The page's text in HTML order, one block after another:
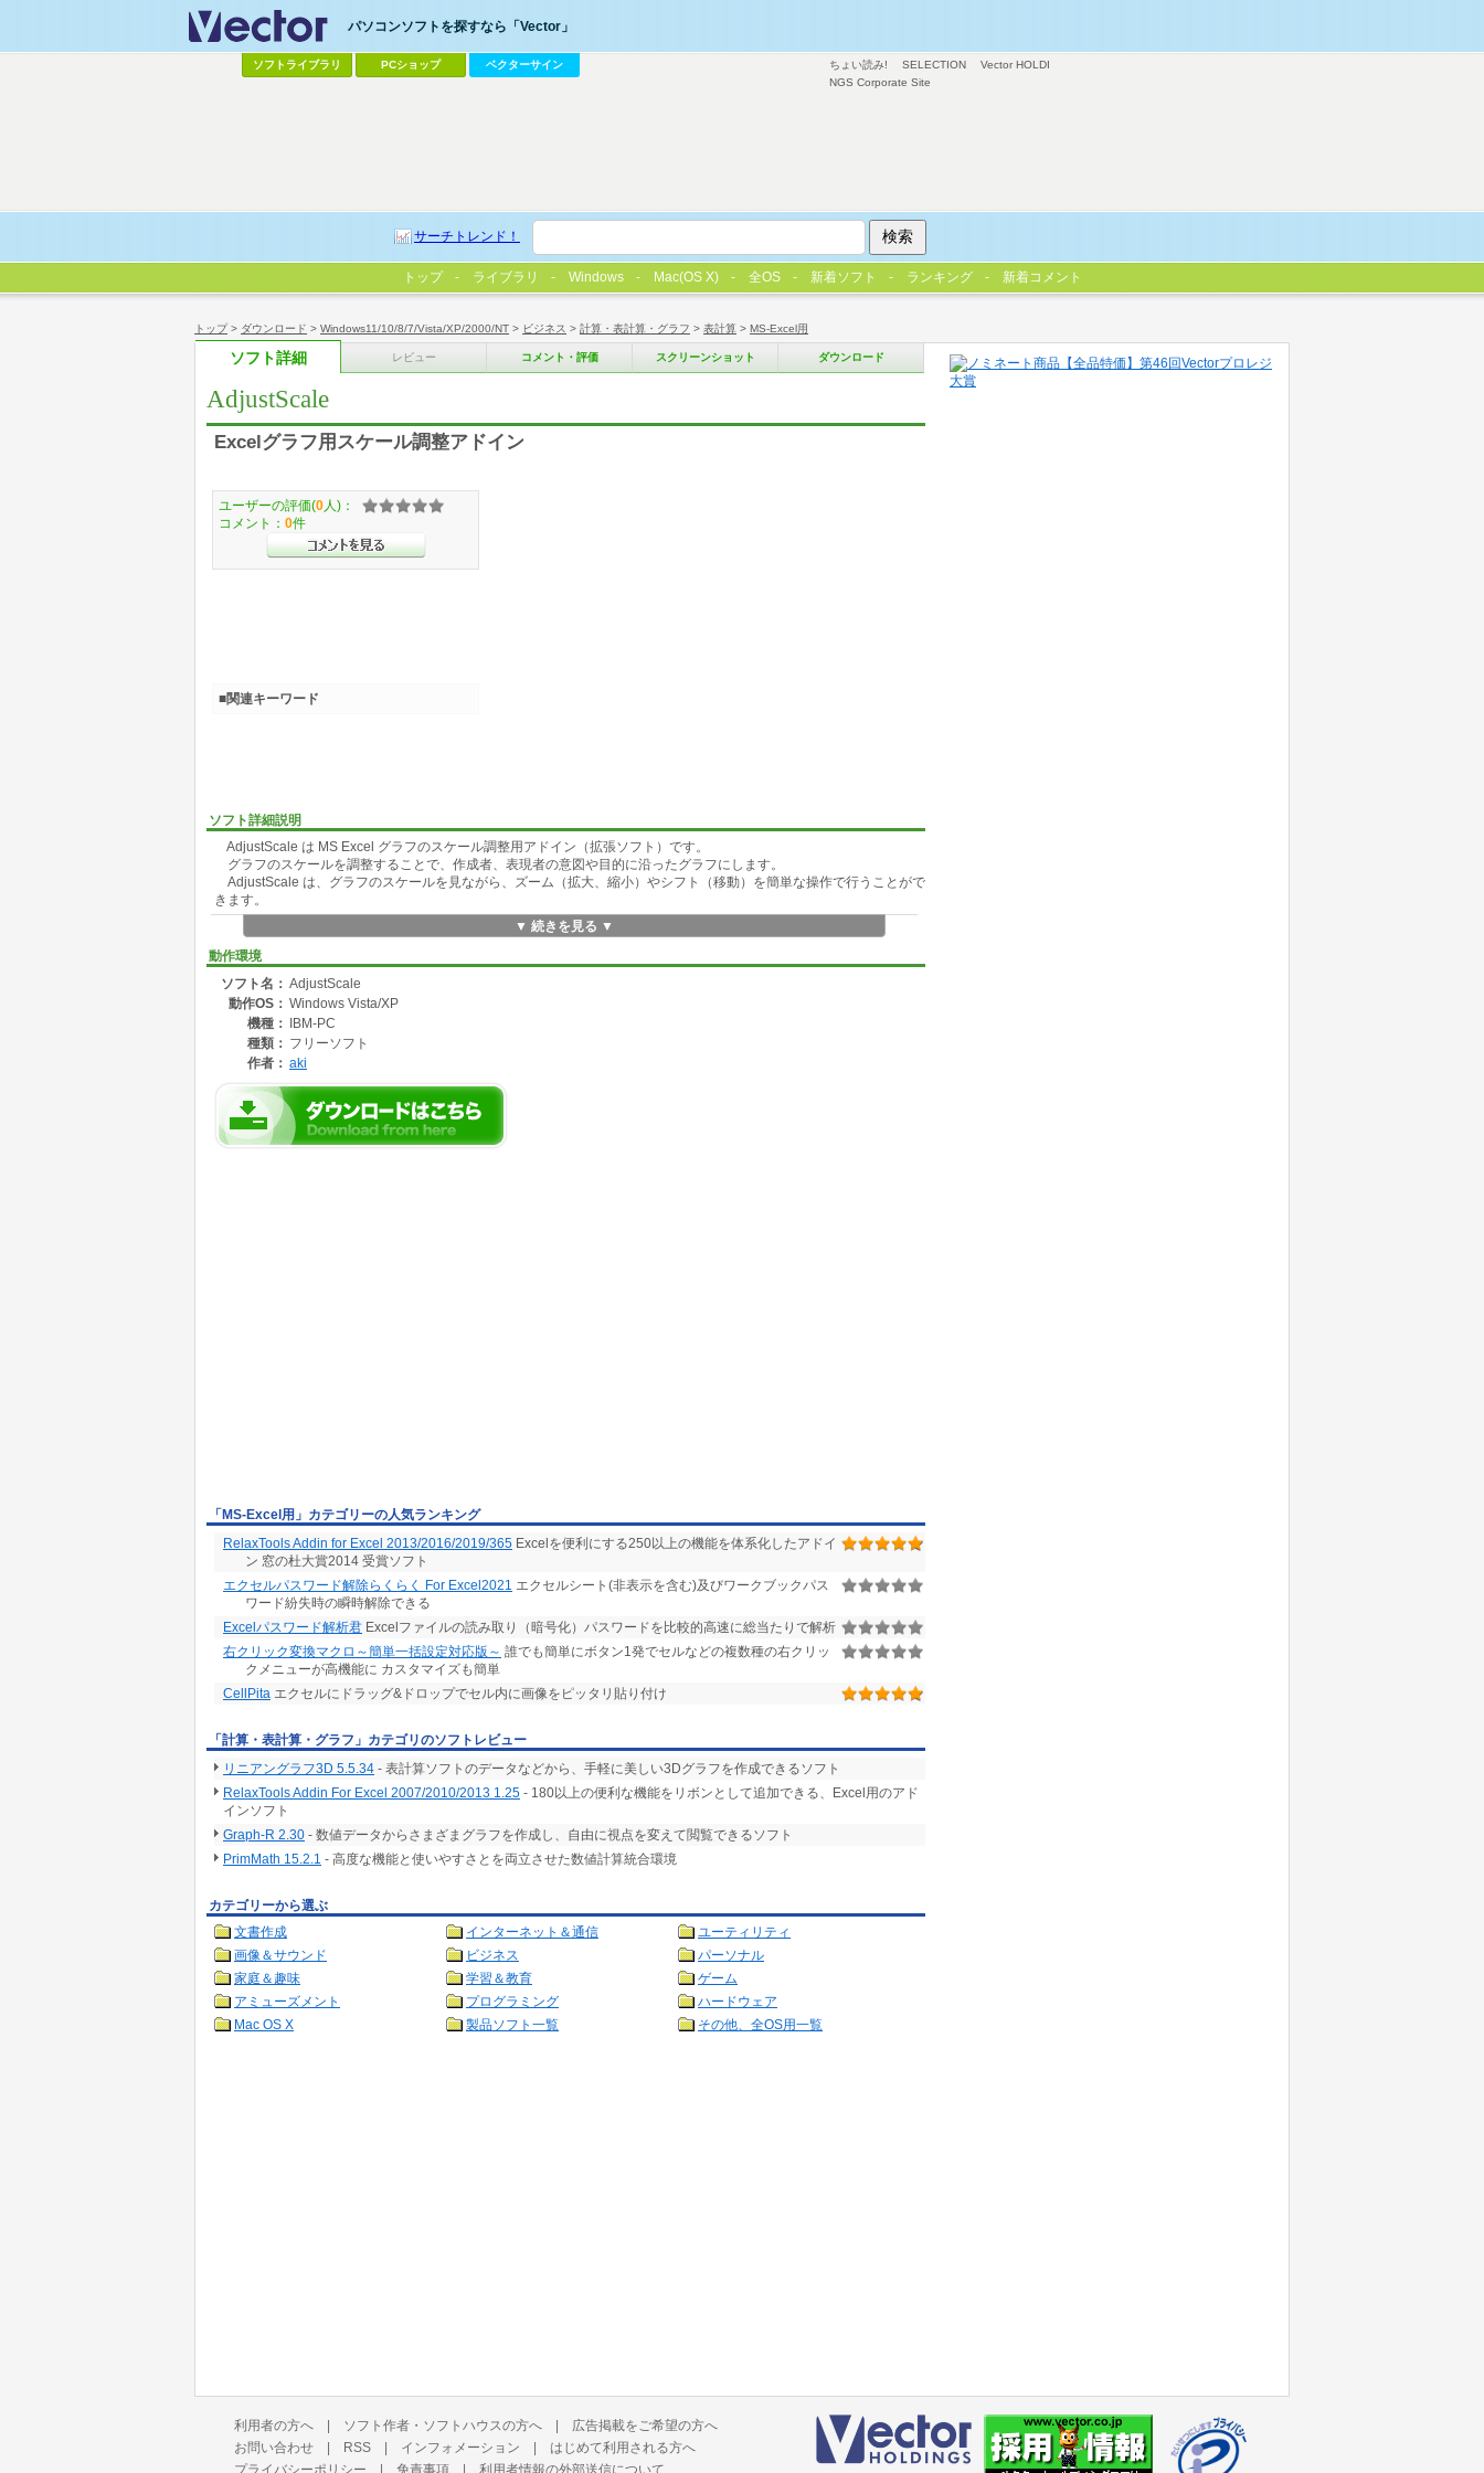
トップ> ダウンロード > Windows11/10/8/7/Vista/XP/2000/NT > ビジネス > 計算・表計算・グラフ > 表計算 > MS-Excel用
ソフト詳細 レビュー コメント・評価 スクリーンショット ダウンロード
AdjustScale
Excelグラフ用スケール調整アドイン
ソフト詳細説明
AdjustScale は MS Excel グラフのスケール調整用アドイン（拡張ソフト）です。
グラフのスケールを調整することで、作成者、表現者の意図や目的に沿ったグラフにします。
AdjustScale は、グラフのスケールを見ながら、ズーム（拡大、縮小）やシフト（移動）を簡単な操作で行うことがで
きます。
▼ 続きを見る ▼
動作環境
ソフト名： AdjustScale
動作OS： Windows Vista/XP
機種：
IBM-PC
種類： フリーソフト
作者： aki
ユーザーの評価(0 人)：
コメント： 0件
■関連キーワード
「MS-Excel用」カテゴリーの人気ランキング
RelaxTools Addin for Excel 2013/2016/2019/365 Excelを便利にする250以上の機能を体系化したアドイ
ン 窓の杜大賞2014 受賞ソフト
エクセルパスワード解除らくらく For Excel2021 エクセルシート(非表示を含む)及びワークブックパス
ワード紛失時の瞬時解除できる
Excelパスワード解析君 Excelファイルの読み取り（暗号化）パスワードを比較的高速に総当たりで解析
右クリック変換マクロ～簡単一括設定対応版～ 誰でも簡単にボタン1発でセルなどの複数種の右クリッ
クメニューが高機能に カスタマイズも簡単
CellPita エクセルにドラッグ&ドロップでセル内に画像をピッタリ貼り付け
「計算・表計算・グラフ」カテゴリのソフトレビュー
リニアングラフ3D 5.5.34 - 表計算ソフトのデータなどから、手軽に美しい3Dグラフを作成できるソフト
RelaxTools Addin For Excel 2007/2010/2013 1.25 - 180以上の便利な機能をリボンとして追加できる、Excel用のアド
インソフト
Graph-R 2.30 - 数値データからさまざまグラフを作成し、自由に視点を変えて閲覧できるソフト
PrimMath 15.2.1 - 高度な機能と使いやすさとを両立させた数値計算統合環境
カテゴリーから選ぶ
文書作成
インターネット＆通信
ユーティリティ
画像＆サウンド
ビジネス
パーソナル
家庭＆趣味
学習＆教育
ゲーム
アミューズメント
プログラミング
ハードウェア
Mac OS X
製品ソフト一覧 その他、全OS用一覧
ちょい読み! SELECTION
Vector HOLDI
NGS Corporate Site
パソコンソフトを探すなら「Vector」
ソフトライブラリ PCショップ ベクターサイン
サーチトレンド！
トップ ライブラリ Windows Mac(OS X) 全OS 新着ソフト ランキング 新着コメント
利用者の方へ | ソフト作者・ソフトハウスの方へ | 広告掲載をご希望の方へ
お問い合わせ | RSS | インフォメーション | はじめて利用される方へ
プライバシーポリシー | 免責事項 | 利用者情報の外部送信について